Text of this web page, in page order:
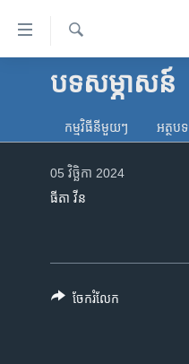
ទៅ​
គេហទំព័រ​
ទាក់ទង
និង​អាមេរិក
ទូរទស្សន៍ / វីដេអូ​
រក
បទ​សម្ភាសន៍
កម្មវិធី​នីមួយៗ អត្ថបទ​
05 វិច្ឆិកា 2024
ធីតា វីន
ចែករំលែក